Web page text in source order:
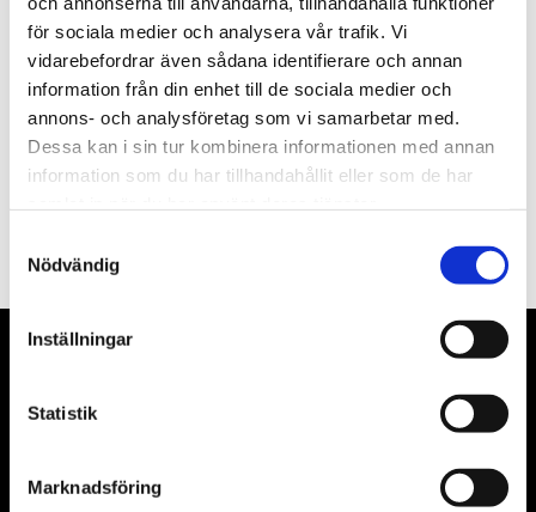
för sociala medier och analysera vår trafik. Vi
vidarebefordrar även sådana identifierare och annan
information från din enhet till de sociala medier och
annons- och analysföretag som vi samarbetar med.
Dessa kan i sin tur kombinera informationen med annan
information som du har tillhandahållit eller som de har
Nödvändig
Inställningar
Statistik
Marknadsföring
Nyhetsbrev
Våra främsta leverantörer är KS Tools verktyg, ATH billyftar
gärna om vad som helst då vi gör vårt yttersta för att hjälpa